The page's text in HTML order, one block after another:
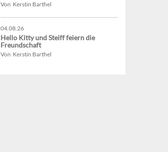
Von Kerstin Barthel
04.08.26
Hello Kitty und Steiff feiern die
Freundschaft
Von Kerstin Barthel